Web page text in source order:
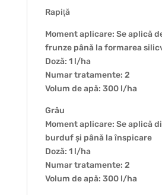
Rapiţă
Moment aplicare: Se aplică
frunze până la formarea
Doză: 1 l/ha
Numar tratamente: 2
Volum de apă: 300 l/ha
Grâu
Moment aplicare: Se aplică
burduf și până la înspicare
Doză: 1 l/ha
Numar tratamente: 2
Volum de apă: 300 l/ha